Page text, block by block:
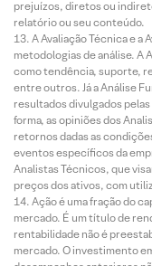
prejuízos, diretos ou
relatório ou seu conteúdo.
A Avaliação Técnica e a
metodologias de análise. A
como tendência, suporte,
entre outros. Já a Análise
resultados divulgados
forma, as opiniões dos
retornos dadas as
eventos específicos da
Analistas Técnicos, que
preços dos ativos, com
Ação é uma fração do
mercado. É um título de
rentabilidade não é
mercado. O investimento